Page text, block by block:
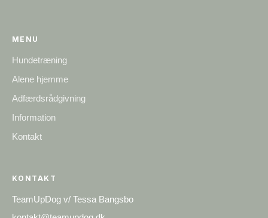
MENU
Hundetræning
Alene hjemme
Adfærdsrådgivning
Information
Kontakt
KONTAKT
TeamUpDog v/ Tessa Bangsbo